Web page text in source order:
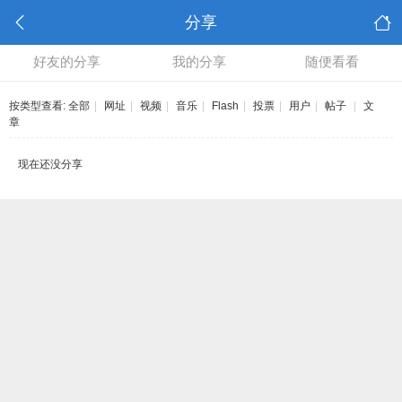
分享
好友的分享 我的分享 随便看看
按类型查看: 全部 网址 视频 音乐 Flash 投票 用户 帖子
文
章
现在还没分享